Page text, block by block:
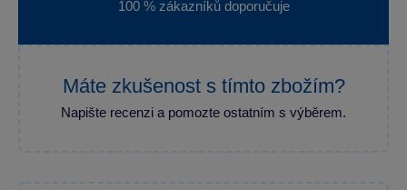
100 % zákazníků doporučuje
Máte zkušenost s tímto zbožím?
Napište recenzi a pomozte ostatním s výběrem.